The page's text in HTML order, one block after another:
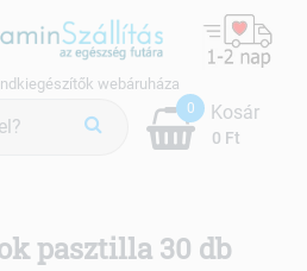
webáruháza
0
0 Ft
Kosár
pasztilla 30 db